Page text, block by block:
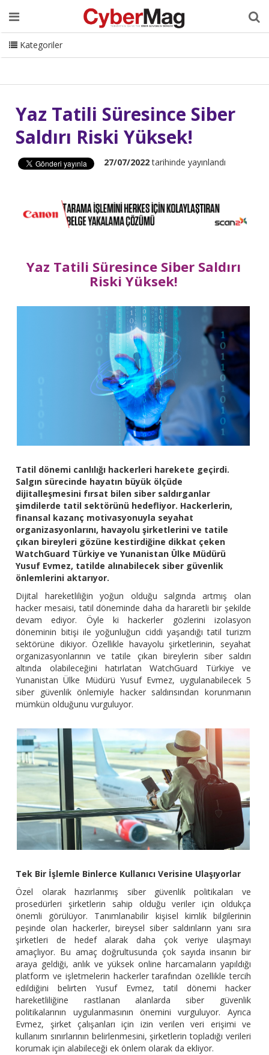
Ana Sayfa Hakkımızda Dergi Editörden
Danışmanlık
ISC Turkey Sizden Gelenler
İletişim
CyberMag Logo
Kategoriler
Yaz Tatili Süresince Siber
Saldırı Riski Yüksek!
27/07/2022tarihinde yayınlandı
Yaz Tatili Süresince Siber Saldırı
Riski Yüksek!
Tatil dönemi canlılığı hackerleri harekete geçirdi.
Salgın sürecinde hayatın büyük ölçüde
dijitalleşmesini fırsat bilen siber saldırganlar
şimdilerde tatil sektörünü hedefliyor. Hackerlerin,
finansal kazanç motivasyonuyla seyahat
organizasyonlarını, havayolu şirketlerini ve tatile
çıkan bireyleri gözüne kestirdiğine dikkat çeken
WatchGuard Türkiye ve Yunanistan Ülke Müdürü
Yusuf Evmez, tatilde alınabilecek siber güvenlik
önlemlerini aktarıyor.
Dijital hareketliliğin yoğun olduğu salgında artmış olan
hacker mesaisi, tatil döneminde daha da hararetli bir şekilde
devam ediyor. Öyle ki hackerler gözlerini izolasyon
döneminin bitişi ile yoğunluğun ciddi yaşandığı tatil turizm
sektörüne dikiyor. Özellikle havayolu şirketlerinin, seyahat
organizasyonlarının ve tatile çıkan bireylerin siber saldırı
altında olabileceğini hatırlatan WatchGuard Türkiye ve
Yunanistan Ülke Müdürü Yusuf Evmez, uygulanabilecek 5
siber güvenlik önlemiyle hacker saldırısından korunmanın
mümkün olduğunu vurguluyor.
Tek Bir İşlemle Binlerce Kullanıcı Verisine Ulaşıyorlar
Özel olarak hazırlanmış siber güvenlik politikaları ve
prosedürleri şirketlerin sahip olduğu veriler için oldukça
önemli görülüyor. Tanımlanabilir kişisel kimlik bilgilerinin
peşinde olan hackerler, bireysel siber saldırıların yanı sıra
şirketleri de hedef alarak daha çok veriye ulaşmayı
amaçlıyor. Bu amaç doğrultusunda çok sayıda insanın bir
araya geldiği, anlık ve yüksek online harcamaların yapıldığı
platform ve işletmelerin hackerler tarafından özellikle tercih
edildiğini belirten Yusuf Evmez, tatil dönemi hacker
hareketliliğine rastlanan alanlarda siber güvenlik
politikalarının uygulanmasının önemini vurguluyor. Ayrıca
Evmez, şirket çalışanları için izin verilen veri erişimi ve
kullanım sınırlarının belirlenmesini, şirketlerin topladığı verileri
korumak için alabileceği ek önlem olarak da ekliyor.